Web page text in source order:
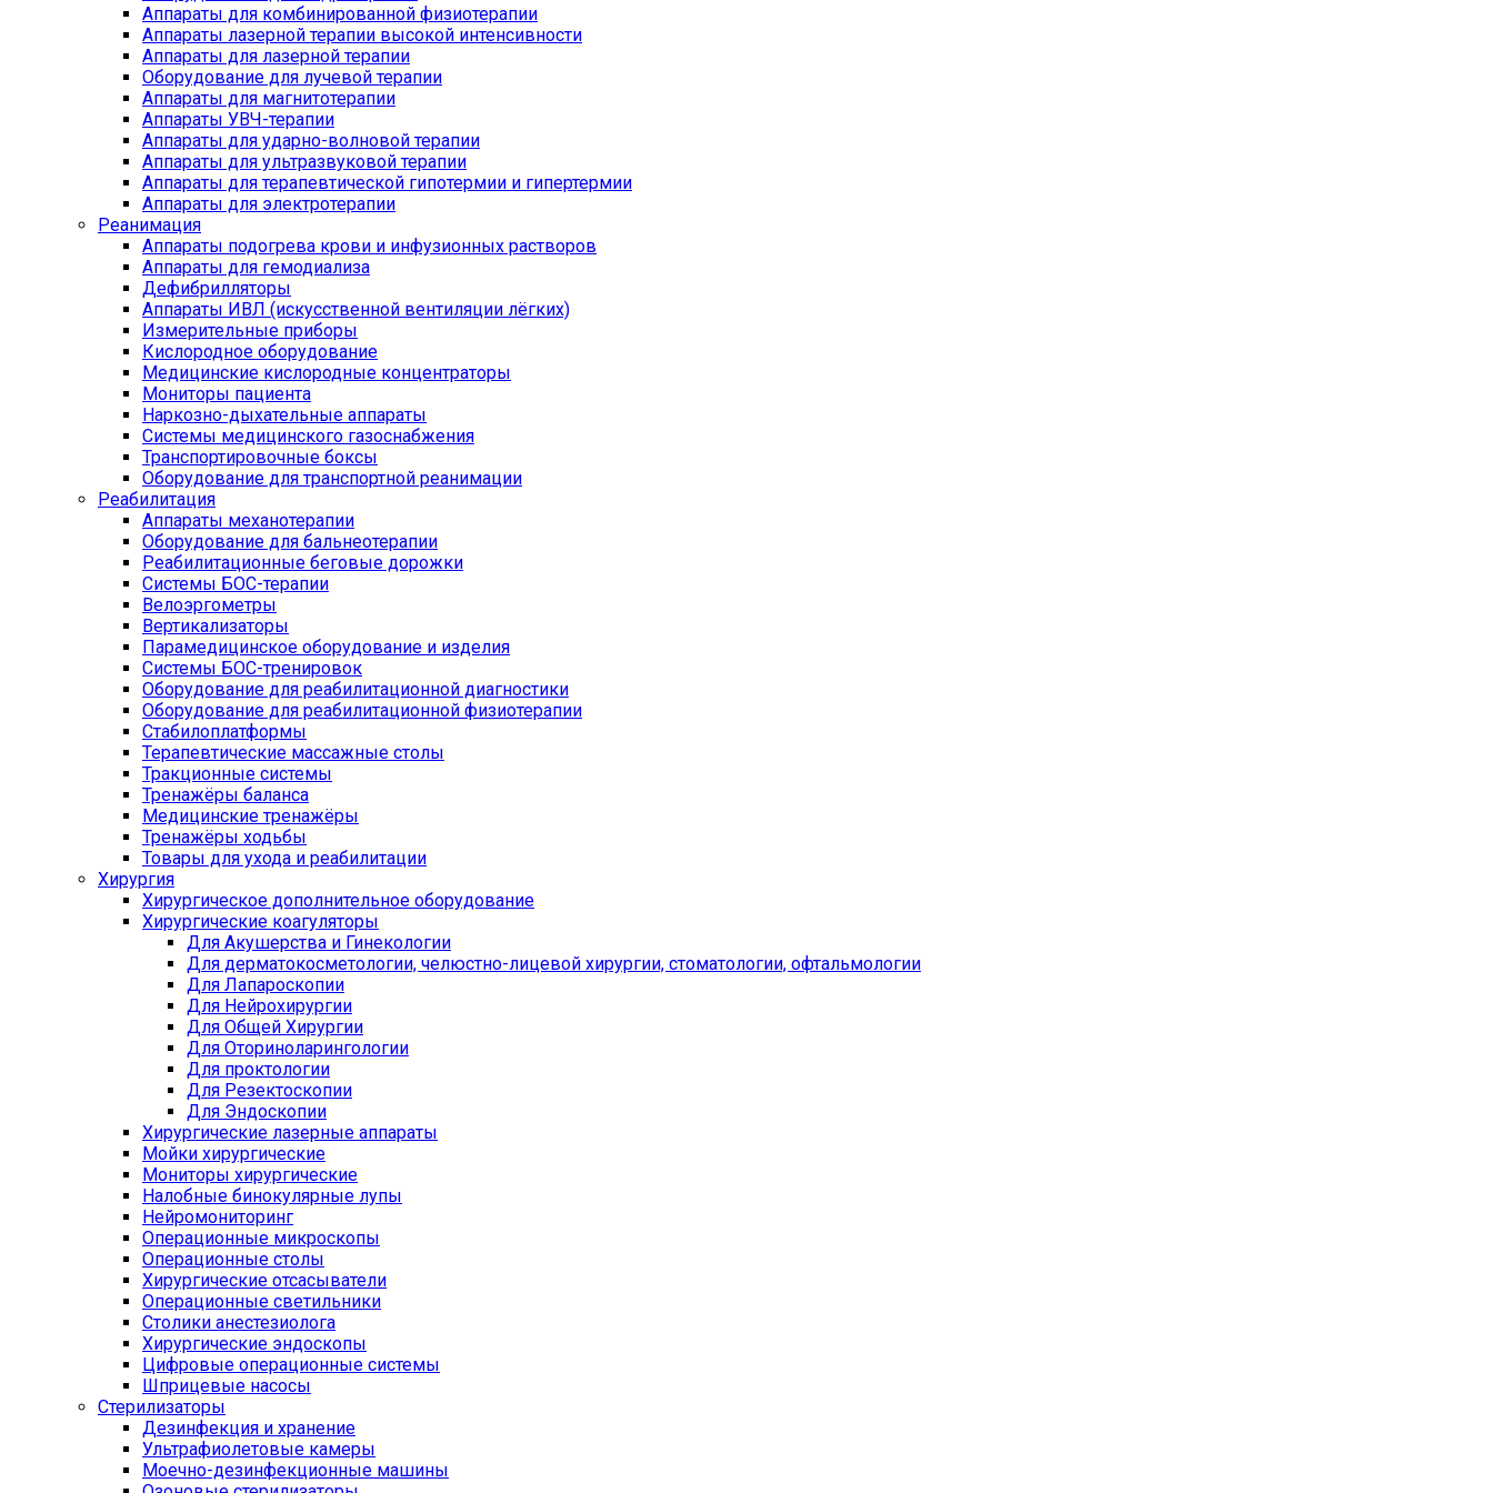
Аппараты для комбинированной физиотерапии
Аппараты лазерной терапии высокой интенсивности
Аппараты для лазерной терапии
Оборудование для лучевой терапии
Аппараты для магнитотерапии
Аппараты УВЧ-терапии
Аппараты для ударно-волновой терапии
Аппараты для ультразвуковой терапии
Аппараты для терапевтической гипотермии и гипертермии
Аппараты для электротерапии
Реанимация
Аппараты подогрева крови и инфузионных растворов
Аппараты для гемодиализа
Дефибрилляторы
Аппараты ИВЛ (искусственной вентиляции лёгких)
Измерительные приборы
Кислородное оборудование
Медицинские кислородные концентраторы
Мониторы пациента
Наркозно-дыхательные аппараты
Системы медицинского газоснабжения
Транспортировочные боксы
Оборудование для транспортной реанимации
Реабилитация
Аппараты механотерапии
Оборудование для бальнеотерапии
Реабилитационные беговые дорожки
Системы БОС-терапии
Велоэргометры
Вертикализаторы
Парамедицинское оборудование и изделия
Системы БОС-тренировок
Оборудование для реабилитационной диагностики
Оборудование для реабилитационной физиотерапии
Стабилоплатформы
Терапевтические массажные столы
Тракционные системы
Тренажёры баланса
Медицинские тренажёры
Тренажёры ходьбы
Товары для ухода и реабилитации
Хирургия
Хирургическое дополнительное оборудование
Хирургические коагуляторы
Для Акушерства и Гинекологии
Для дерматокосметологии, челюстно-лицевой хирургии, стоматологии, офтальмологии
Для Лапароскопии
Для Нейрохирургии
Для Общей Хирургии
Для Оториноларингологии
Для проктологии
Для Резектоскопии
Для Эндоскопии
Хирургические лазерные аппараты
Мойки хирургические
Мониторы хирургические
Налобные бинокулярные лупы
Нейромониторинг
Операционные микроскопы
Операционные столы
Хирургические отсасыватели
Операционные светильники
Столики анестезиолога
Хирургические эндоскопы
Цифровые операционные системы
Шприцевые насосы
Стерилизаторы
Дезинфекция и хранение
Ультрафиолетовые камеры
Моечно-дезинфекционные машины